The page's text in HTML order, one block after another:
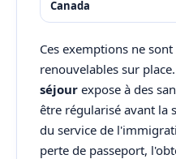
Canada
Ces exemptions ne
renouvelables sur
séjour expose à des
être régularisé avant la
du service de
perte de passeport,